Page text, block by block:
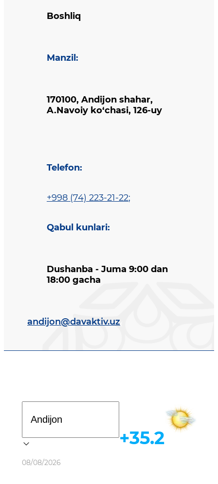
Boshliq
Manzil :
170100, Andijon shahar,
A.Navoiy ko‘chasi, 126-uy
Telefon:
+998 (74) 223-21-22;
Qabul kunlari:
Dushanba - Juma 9:00 dan
18:00 gacha
andijon@davaktiv.uz
Ob-havo
08/08/2026
+35.2